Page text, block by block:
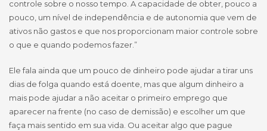
controle sobre o nosso tempo. A capacidade de obter, pouco a
pouco, um nível de independência e de autonomia que vem de
ativos não gastos e que nos proporcionam maior controle sobre
o que e quando podemos fazer.”
Ele fala ainda que um pouco de dinheiro pode ajudar a tirar uns
dias de folga quando está doente, mas que algum dinheiro a
mais pode ajudar a não aceitar o primeiro emprego que
aparecer na frente (no caso de demissão) e escolher um que
faça mais sentido em sua vida. Ou aceitar algo que pague